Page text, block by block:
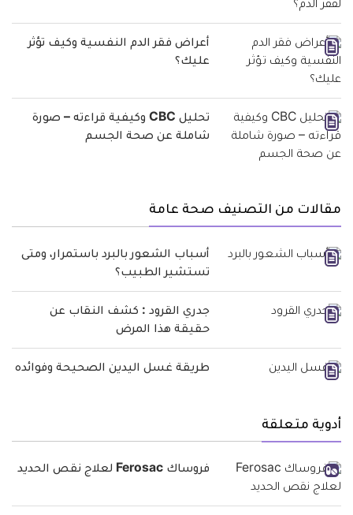
أعراض فقر الدم النفسية وكيف تؤثر
عليك؟
تحليل CBC وكيفية قراءته – صورة
شاملة عن صحة الجسم
مقالات من التصنيف صحة عامة
أسباب الشعور بالبرد باستمرار، ومتى
تستشير الطبيب؟
جدري القرود : كشف النقاب عن
حقيقة هذا المرض
طريقة غسل اليدين الصحيحة وفوائده
أدوية متعلقة
فروساك Ferosac لعلاج نقص الحديد